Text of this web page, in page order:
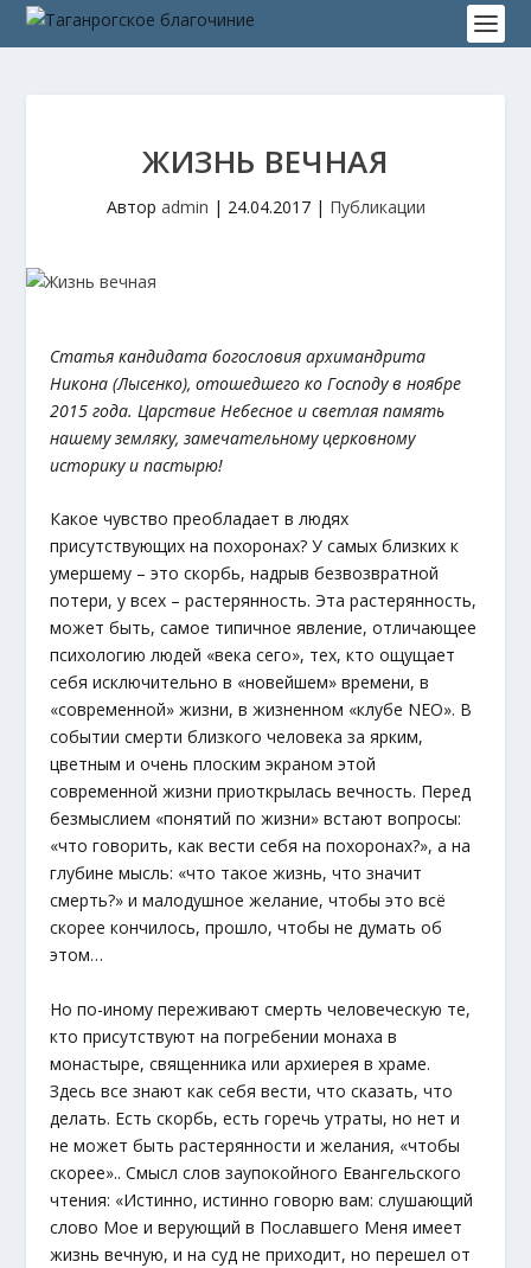
ЖИЗНЬ ВЕЧНАЯ
Автор admin | 24.04.2017| Публикации
Статья кандидата богословия архимандрита
Никона (Лысенко), отошедшего ко Господу в ноябре
2015 года. Царствие Небесное и светлая память
нашему земляку, замечательному церковному
историку и пастырю!
Какое чувство преобладает в людях
присутствующих на похоронах? У самых близких к
умершему – это скорбь, надрыв безвозвратной
потери, у всех – растерянность. Эта растерянность,
может быть, самое типичное явление, отличающее
психологию людей «века сего», тех, кто ощущает
себя исключительно в «новейшем» времени, в
«современной» жизни, в жизненном «клубе NEО». В
событии смерти близкого человека за ярким,
цветным и очень плоским экраном этой
современной жизни приоткрылась вечность. Перед
безмыслием «понятий по жизни» встают вопросы:
«что говорить, как вести себя на похоронах?», а на
глубине мысль: «что такое жизнь, что значит
смерть?» и малодушное желание, чтобы это всё
скорее кончилось, прошло, чтобы не думать об
этом…
Но по-иному переживают смерть человеческую те,
кто присутствуют на погребении монаха в
монастыре, священника или архиерея в храме.
Здесь все знают как себя вести, что сказать, что
делать. Есть скорбь, есть горечь утраты, но нет и
не может быть растерянности и желания, «чтобы
скорее».. Смысл слов заупокойного Евангельского
чтения: «Истинно, истинно говорю вам: слушающий
слово Мое и верующий в Пославшего Меня имеет
жизнь вечную, и на суд не приходит, но перешел от